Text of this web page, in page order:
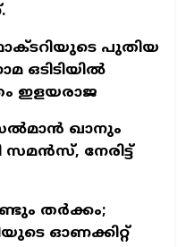
പുതിയ
ഒടിടിയില്‍
ഇളയരാജ
ഖാനും
നേരിട്ട്
തര്‍ക്കം;
ഓണക്കിറ്റ്